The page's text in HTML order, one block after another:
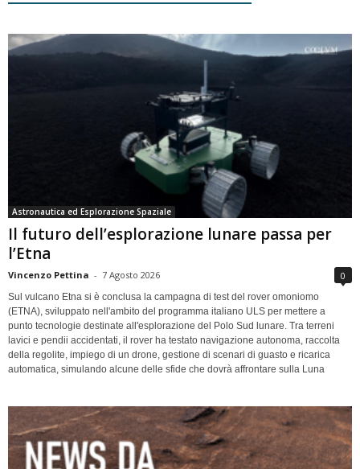
Astronautica ed Esplorazione Spaziale
Il futuro dell’esplorazione lunare passa per
l’Etna
Vincenzo Pettina - 7 Agosto 2026 0
Sul vulcano Etna si è conclusa la campagna di test del rover omoniomo
(ETNA), sviluppato nell'ambito del programma italiano ULS per mettere a
punto tecnologie destinate all'esplorazione del Polo Sud lunare. Tra terreni
lavici e pendii accidentati, il rover ha testato navigazione autonoma, raccolta
della regolite, impiego di un drone, gestione di scenari di guasto e ricarica
automatica, simulando alcune delle sfide che dovrà affrontare sulla Luna